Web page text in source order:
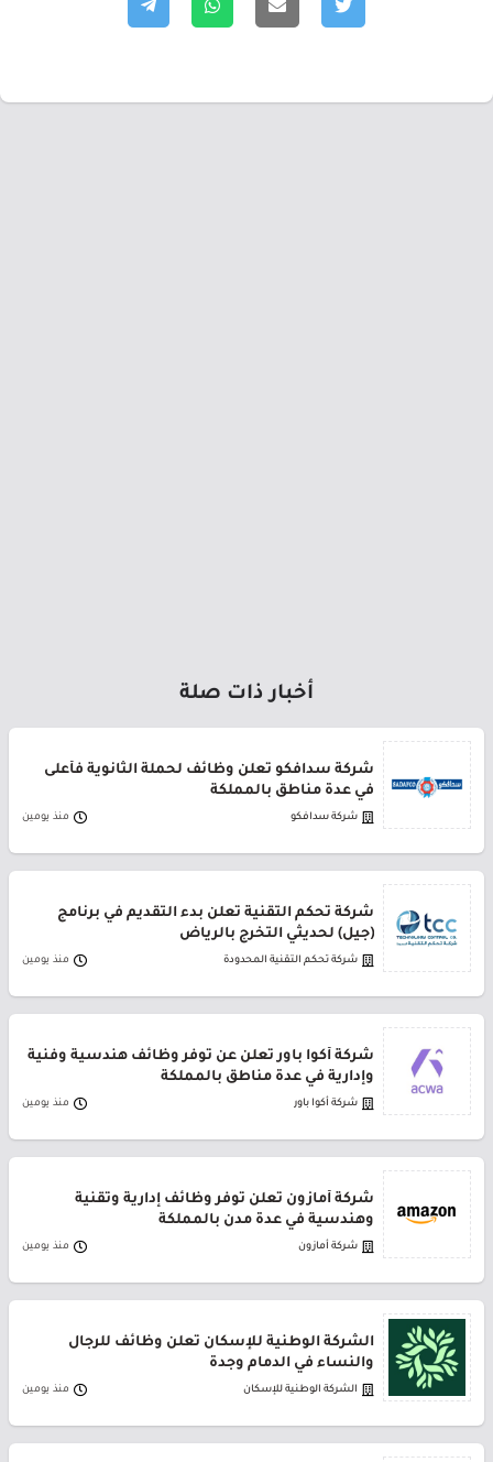
أخبار ذات صلة
شركة سدافكو تعلن وظائف لحملة الثانوية فأعلى
في عدة مناطق بالمملكة
شركة سدافكو منذ يومين
شركة تحكم التقنية تعلن بدء التقديم في برنامج
(جيل) لحديثي التخرج بالرياض
شركة تحكم التقنية المحدودة منذ يومين
شركة أكوا باور تعلن عن توفر وظائف هندسية وفنية
وإدارية في عدة مناطق بالمملكة
شركة أكوا باور منذ يومين
شركة أمازون تعلن توفر وظائف إدارية وتقنية
وهندسية في عدة مدن بالمملكة
شركة أمازون منذ يومين
الشركة الوطنية للإسكان تعلن وظائف للرجال
والنساء في الدمام وجدة
الشركة الوطنية للإسكان منذ يومين